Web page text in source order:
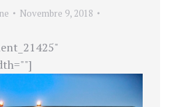
Novembre 9, 2018